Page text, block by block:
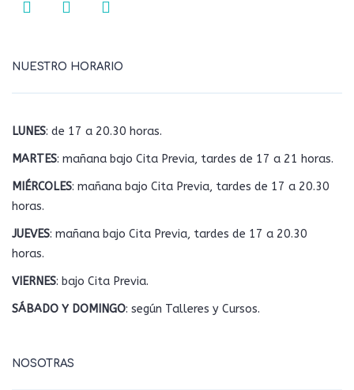
NUESTRO HORARIO
LUNES: de 17 a 20.30 horas.
MARTES: mañana bajo Cita Previa, tardes de 17 a 21 horas.
MIÉRCOLES: mañana bajo Cita Previa, tardes de 17 a 20.30
horas.
JUEVES: mañana bajo Cita Previa, tardes de 17 a 20.30
horas.
VIERNES: bajo Cita Previa.
SÁBADO Y DOMINGO: según Talleres y Cursos.
NOSOTRAS